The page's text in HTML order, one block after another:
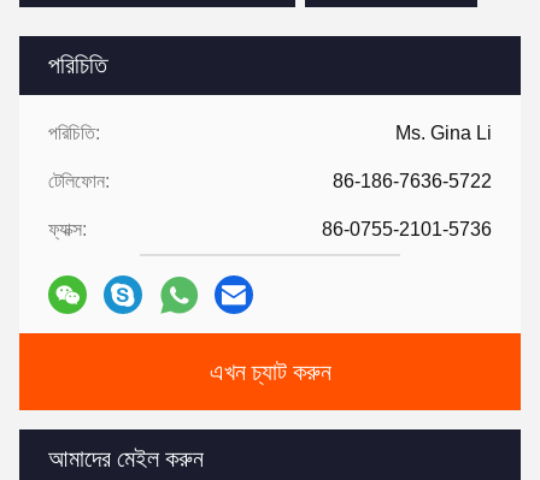
পরিচিতি
পরিচিতি: Ms. Gina Li
টেলিফোন: 86-186-7636-5722
ফ্যাক্স: 86-0755-2101-5736
এখন চ্যাট করুন
আমাদের মেইল ​​করুন